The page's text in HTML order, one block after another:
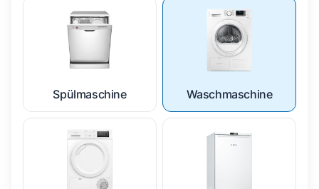
Spülmaschine Waschmaschine